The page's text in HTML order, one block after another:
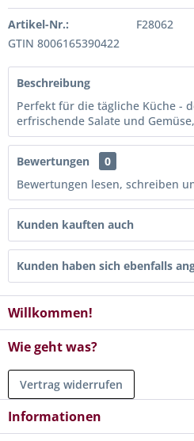
Artikel-Nr.:
F28062
GTIN 8006165390422
Beschreibung
Perfekt für die tägliche Küche -
erfrischende Salate und
Bewertungen
0
Bewertungen lesen, schreiben
Kunden kauften auch
Kunden haben sich ebenfalls
Willkommen!
Wie geht was?
Vertrag widerrufen
Informationen